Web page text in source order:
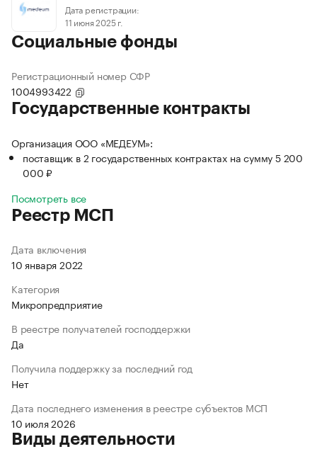
Дата регистрации:
11 июня 2025 г.
Социальные фонды
Регистрационный номер СФР
1004993422
Государственные контракты
Организация ООО «МЕДЕУМ»:
поставщик в 2 государственных контрактах на сумму 5 200
000 ₽
Посмотреть все
Реестр МСП
Дата включения
10 января 2022
Категория
Микропредприятие
В реестре получателей господдержки
Да
Получила поддержку за последний год
Нет
Дата последнего изменения в реестре субъектов МСП
10 июля 2026
Виды деятельности